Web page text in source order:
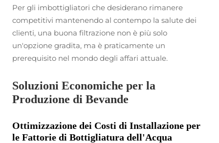
Per gli imbottigliatori che desiderano rimanere
competitivi mantenendo al contempo la salute dei
clienti, una buona filtrazione non è più solo
un'opzione gradita, ma è praticamente un
prerequisito nel mondo degli affari attuale.
Soluzioni Economiche per la
Produzione di Bevande
Ottimizzazione dei Costi di Installazione per
le Fattorie di Bottigliatura dell'Acqua